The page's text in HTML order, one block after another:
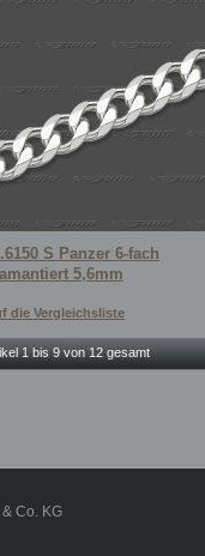
S Panzer 6-fach
5,6mm
die Vergleichsliste
1 bis 9 von 12 gesamt
Co. KG